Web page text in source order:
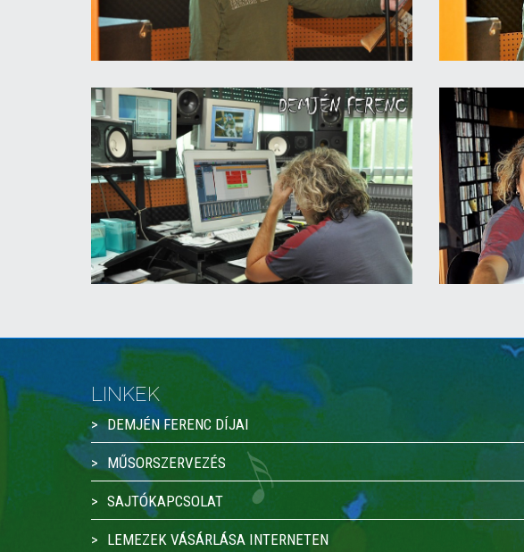
LINKEK
DEMJÉN FERENC DÍJAI
MŰSORSZERVEZÉS
SAJTÓKAPCSOLAT
LEMEZEK VÁSÁRLÁSA INTERNETEN